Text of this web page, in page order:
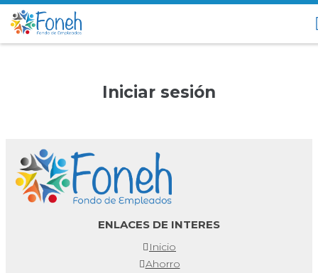
Iniciar sesión
ENLACES DE INTERES
Inicio
Ahorro